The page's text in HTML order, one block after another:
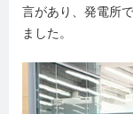
言があり、発電所
ました。